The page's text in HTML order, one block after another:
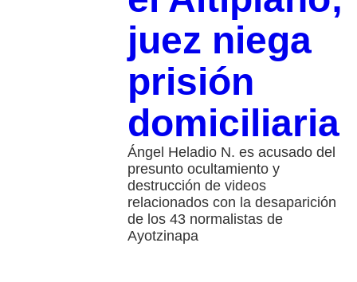
juez niega
prisión
domiciliaria
Ángel Heladio N. es acusado del
presunto ocultamiento y
destrucción de videos
relacionados con la desaparición
de los 43 normalistas de
Ayotzinapa